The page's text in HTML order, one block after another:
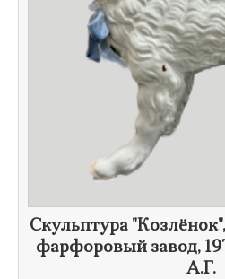
Скульптура
фарфоровый завод,
А.Г.